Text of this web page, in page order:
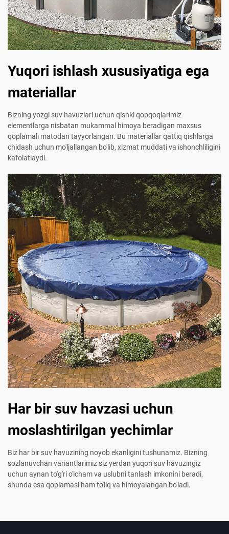
Yuqori ishlash xususiyatiga ega
materiallar
Bizning yozgi suv havuzlari uchun qishki qopqoqlarimiz
elementlarga nisbatan mukammal himoya beradigan maxsus
qoplamali matodan tayyorlangan. Bu materiallar qattiq qishlarga
chidash uchun mo'ljallangan bo'lib, xizmat muddati va ishonchliligini
kafolatlaydi.
Har bir suv havzasi uchun
moslashtirilgan yechimlar
Biz har bir suv havuzining noyob ekanligini tushunamiz. Bizning
sozlanuvchan variantlarimiz siz yerdan yuqori suv havuzingiz
uchun aynan to'g'ri o'lcham va uslubni tanlash imkonini beradi,
shunda esa qoplamasi ham to'liq va himoyalangan bo'ladi.